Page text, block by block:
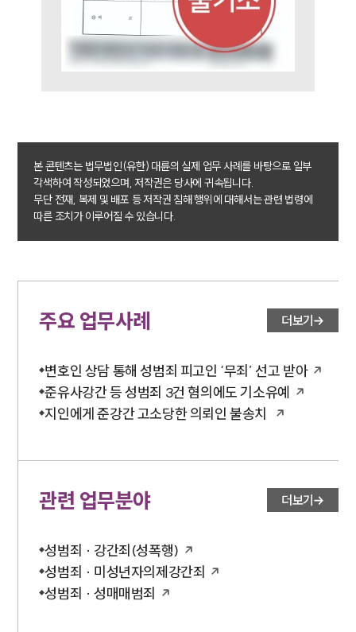
본 콘텐츠는 법무법인(유한) 대륜의 실제 업무 사례를 바탕으로 일부
각색하여 작성되었으며, 저작권은 당사에 귀속됩니다.
무단 전재, 복제 및 배포 등 저작권 침해 행위에 대해서는 관련 법령에
따른 조치가 이루어질 수 있습니다.
주요 업무사례 더보기
변호인 상담 통해 성범죄 피고인 ‘무죄’ 선고 받아
준유사강간 등 성범죄 3건 혐의에도 기소유예
지인에게 준강간 고소당한 의뢰인 불송치
관련 업무분야 더보기
성범죄 · 강간죄(성폭행)
성범죄 · 미성년자의제강간죄
성범죄 · 성매매범죄